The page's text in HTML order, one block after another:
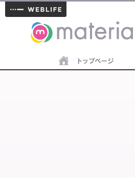
materials